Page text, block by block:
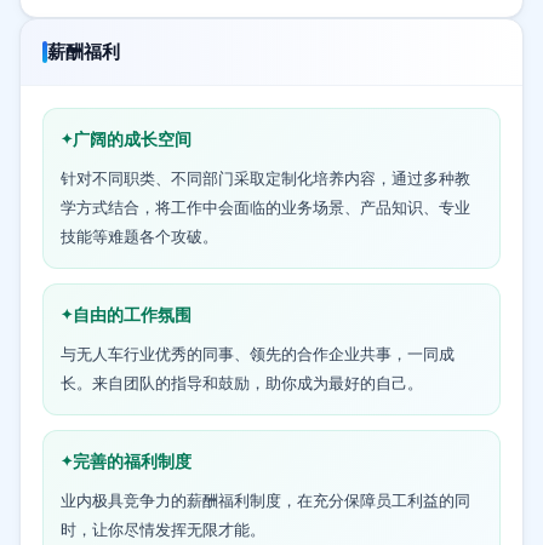
薪酬福利
广阔的成长空间
针对不同职类、不同部门采取定制化培养内容，通过多种教
学方式结合，将工作中会面临的业务场景、产品知识、专业
技能等难题各个攻破。
自由的工作氛围
与无人车行业优秀的同事、领先的合作企业共事，一同成
长。来自团队的指导和鼓励，助你成为最好的自己。
完善的福利制度
业内极具竞争力的薪酬福利制度，在充分保障员工利益的同
时，让你尽情发挥无限才能。